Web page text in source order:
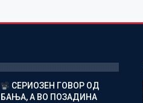
СЕРИОЗЕН ГОВОР ОД
БАЊА, А ВО ПОЗАДИНА